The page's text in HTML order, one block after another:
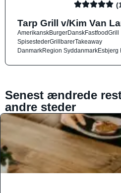
Tarp Grill v/Kim Van
AmerikanskBurgerDanskFastfoodGrill
SpisestederGrillbarerTakeaway
DanmarkRegion SyddanmarkEsbjerg
Senest ændrede
andre steder